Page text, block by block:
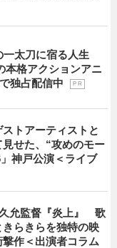
太刀に宿る人生
格アクションアニ
独占配信中
P R
トアーティストと
せた、“攻めのモー
神戸公演＜ライブ
允監督『炎上』 歌
らきらを独特の映
作＜出演者コラム